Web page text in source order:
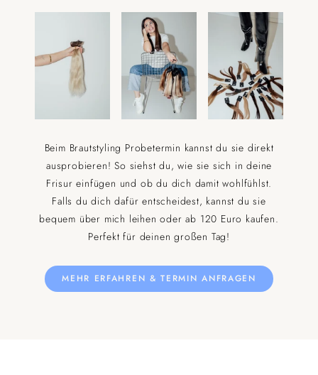
Beim Brautstyling Probetermin kannst du sie direkt
ausprobieren! So siehst du, wie sie sich in deine
Frisur einfügen und ob du dich damit wohlfühlst.
Falls du dich dafür entscheidest, kannst du sie
bequem über mich leihen oder ab 120 Euro kaufen.
Perfekt für deinen großen Tag!
MEHR ERFAHREN & TERMIN ANFRAGEN